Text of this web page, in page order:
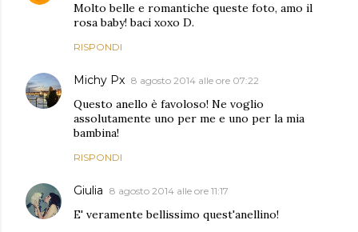
Molto belle e romantiche queste foto, amo il
rosa baby! baci xoxo D.
RISPONDI
Michy Px 8 agosto 2014 alle ore 07:22
Questo anello è favoloso! Ne voglio
assolutamente uno per me e uno per la mia
bambina!
RISPONDI
Giulia 8 agosto 2014 alle ore 11:17
E' veramente bellissimo quest'anellino!